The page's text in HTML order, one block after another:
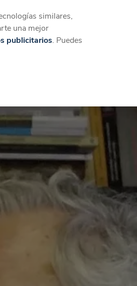
Crear cuenta
similares,
una mejor
publicitarios. Puedes